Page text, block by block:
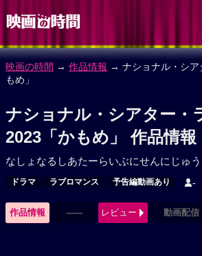
映画の時間 → 作品情報 → ナショナル・シア
もめ」
ナショナル・シアター・
2023「かもめ」 作品情報
なしょなるしあたーらいぶにせんにじゅ
ドラマ ラブロマンス 予告編動画あり -
作品情報 ------ レビュー 動画配信